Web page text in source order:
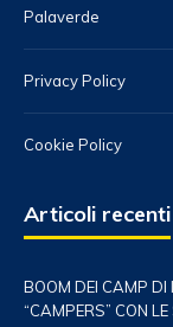
Palaverde
Privacy Policy
Cookie Policy
Articoli recenti
BOOM DEI CAMP DI
“CAMPERS” CON